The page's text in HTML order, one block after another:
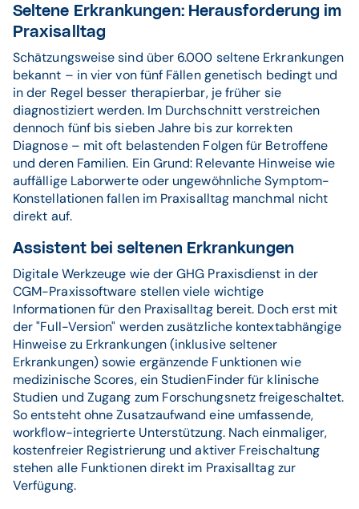
Seltene Erkrankungen: Herausforderung im
Praxisalltag
Schätzungsweise sind über 6.000 seltene Erkrankungen
bekannt – in vier von fünf Fällen genetisch bedingt und
in der Regel besser therapierbar, je früher sie
diagnostiziert werden. Im Durchschnitt verstreichen
dennoch fünf bis sieben Jahre bis zur korrekten
Diagnose – mit oft belastenden Folgen für Betroffene
und deren Familien. Ein Grund: Relevante Hinweise wie
auffällige Laborwerte oder ungewöhnliche Symptom-
Konstellationen fallen im Praxisalltag manchmal nicht
direkt auf.
Assistent bei seltenen Erkrankungen
Digitale Werkzeuge wie der GHG Praxisdienst in der
CGM-Praxissoftware stellen viele wichtige
Informationen für den Praxisalltag bereit. Doch erst mit
der "Full-Version" werden zusätzliche kontextabhängige
Hinweise zu Erkrankungen (inklusive seltener
Erkrankungen) sowie ergänzende Funktionen wie
medizinische Scores, ein StudienFinder für klinische
Studien und Zugang zum Forschungsnetz freigeschaltet.
So entsteht ohne Zusatzaufwand eine umfassende,
workflow-integrierte Unterstützung. Nach einmaliger,
kostenfreier Registrierung und aktiver Freischaltung
stehen alle Funktionen direkt im Praxisalltag zur
Verfügung.